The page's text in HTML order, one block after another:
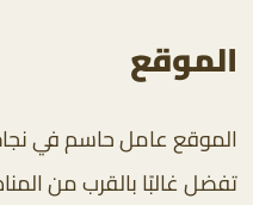
الموقع
الموقع عامل حاسم في
تفضل غالبًا بالقرب من